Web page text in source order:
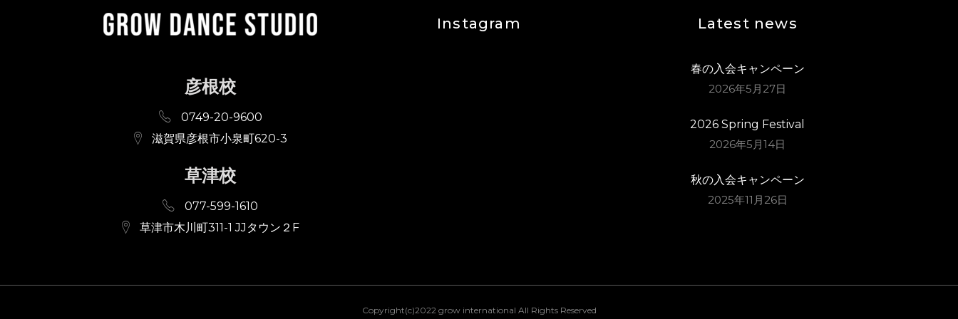
彦根校
0749-20-9600
滋賀県彦根市小泉町620-3
草津校
077-599-1610
草津市木川町311-1 JJタウン２F
Instagram Latest news
春の入会キャンペーン
2026年5月27日
2026 Spring Festival
2026年5月14日
秋の入会キャンペーン
2025年11月26日
Copyright(c)2022 grow international All Rights Reserved